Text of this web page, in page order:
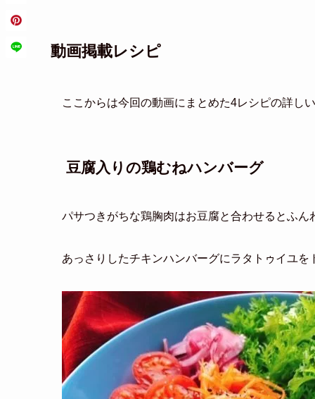
動画掲載レシピ
ここからは今回の動画にまとめた4レシピの詳し
豆腐入りの鶏むねハンバーグ
パサつきがちな鶏胸肉はお豆腐と合わせるとふん
あっさりしたチキンハンバーグにラタトゥイユを